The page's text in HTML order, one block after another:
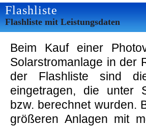
Flashliste
Flashliste mit Leistungsdaten
Beim Kauf einer
Solarstromanlage in der
der Flashliste sind
eingetragen, die unter
bzw. berechnet wurden.
größeren Anlagen mit